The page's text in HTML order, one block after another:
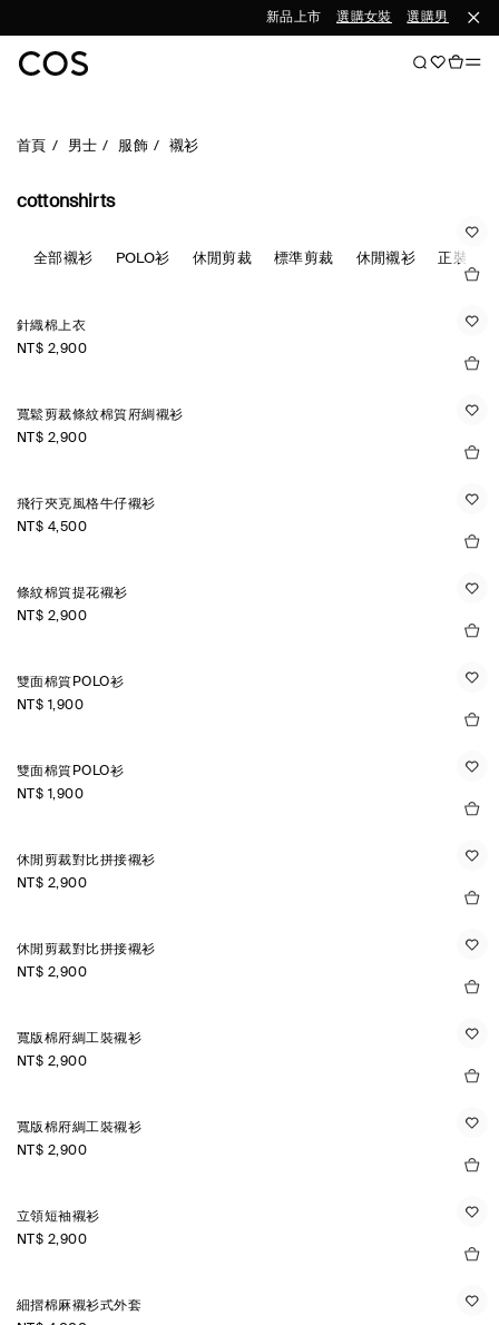
新品上市 選購女裝 選購男裝
首頁 男士 服飾 襯衫
cottonshirts
全部襯衫 POLO衫 休閒剪裁 標準剪裁 休閒襯衫 正裝襯衫
針織棉上衣
NT$ 2,900
寬鬆剪裁條紋棉質府綢襯衫
NT$ 2,900
飛行夾克風格牛仔襯衫
NT$ 4,500
條紋棉質提花襯衫
NT$ 2,900
雙面棉質POLO衫
NT$ 1,900
雙面棉質POLO衫
NT$ 1,900
休閒剪裁對比拼接襯衫
NT$ 2,900
休閒剪裁對比拼接襯衫
NT$ 2,900
寬版棉府綢工裝襯衫
NT$ 2,900
寬版棉府綢工裝襯衫
NT$ 2,900
立領短袖襯衫
NT$ 2,900
細摺棉麻襯衫式外套